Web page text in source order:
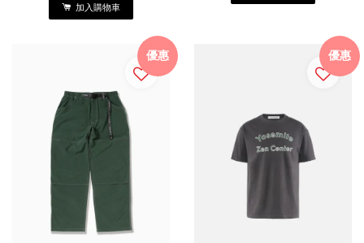
加入購物車
優惠 優惠